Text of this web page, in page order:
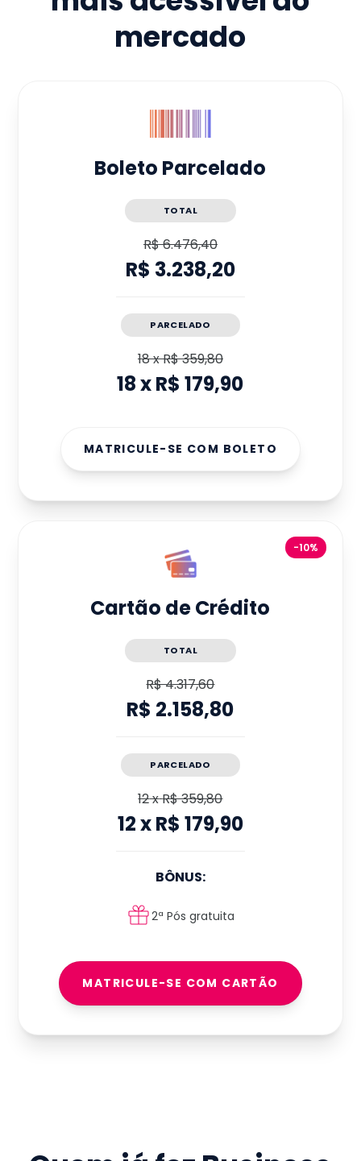
mercado
Boleto Parcelado
TOTAL
R$ 6.476,40
R$ 3.238,20
PARCELADO
18xR$ 359,80
18xR$ 179,90
MATRICULE-SE COM BOLETO
-10%
Cartão de Crédito
TOTAL
R$ 4.317,60
R$ 2.158,80
PARCELADO
12xR$ 359,80
12xR$ 179,90
BÔNUS:
2ª Pós gratuita
MATRICULE-SE COM CARTÃO